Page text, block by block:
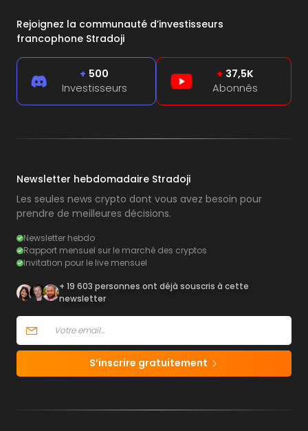
Rejoignez la communauté d’investisseurs
francophone Stradoji
+ 500
Investisseurs
+ 37,5K
Abonnés
Newsletter hebdomadaire Stradoji
Les seules news crypto dont vous avez besoin pour
prendre de meilleures décisions.
Newsletter hebdo
Rapport mensuel sur le marché des cryptos
Invitation pour le live mensuel
+ 19 603 personnes ont déjà souscris à cette
newsletter
S’inscrire gratuitement